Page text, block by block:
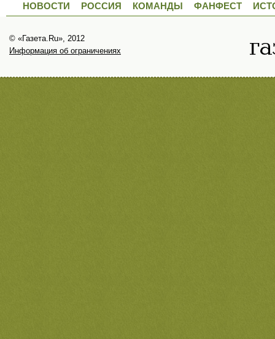
НОВОСТИ РОССИЯ КОМАНДЫ ФАНФЕСТ
© «Газета.Ru», 2012
Информация об ограничениях